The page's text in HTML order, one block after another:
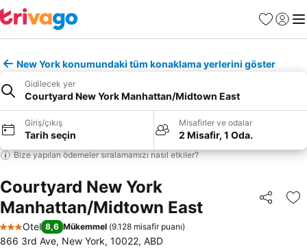
Favoriler
Giriş
New York konumundaki tüm konaklama yerlerini göster
Gidilecek yer
Courtyard New York Manhattan/Midtown East
Giriş/çıkış
Tarih seçin
Misafirler ve odalar
2 Misafir, 1 Oda.
Bize yapılan ödemeler sıralamamızı nasıl etkiler?
Courtyard New York
Manhattan/Midtown East
Paylaş
3 Yıldız
Otel 8,6 Mükemmel (9.128 misafir puanı)
866 3rd Ave, New York, 10022, ABD